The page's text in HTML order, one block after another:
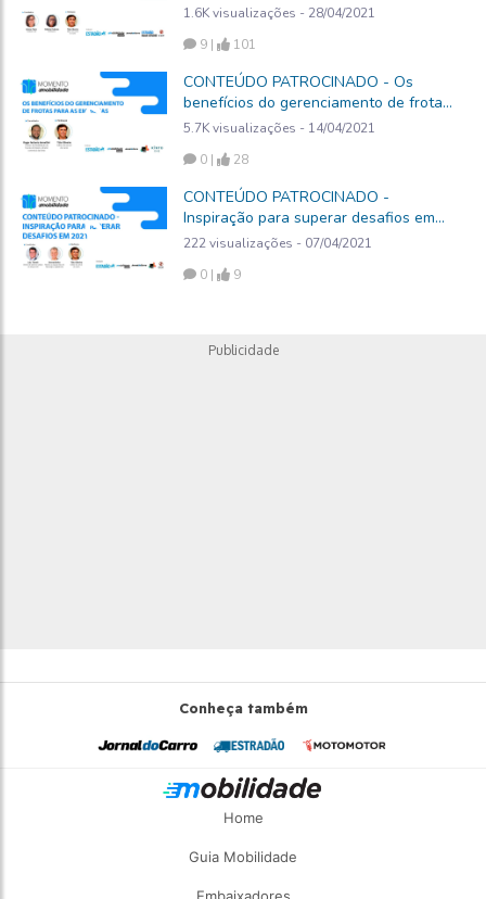
1.6K visualizações - 28/04/2021
9 |
101
CONTEÚDO PATROCINADO - Os
benefícios do gerenciamento de frotas
para as empresas
5.7K visualizações - 14/04/2021
0 |
28
CONTEÚDO PATROCINADO -
Inspiração para superar desafios em
2021
222 visualizações - 07/04/2021
0 |
9
Publicidade
Conheça também
Home
Guia Mobilidade
Embaixadores